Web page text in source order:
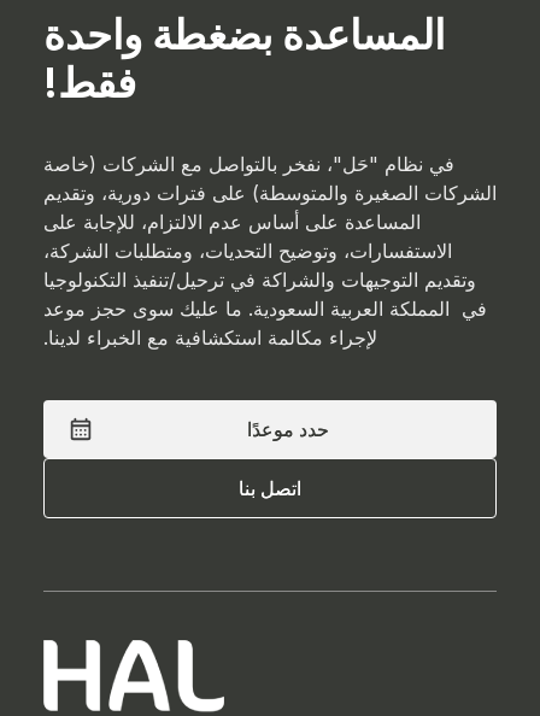
المساعدة بضغطة واحدة
فقط!
في نظام "حَل"، نفخر بالتواصل مع الشركات (خاصة
الشركات الصغيرة والمتوسطة) على فترات دورية، وتقديم
المساعدة على أساس عدم الالتزام، للإجابة على
الاستفسارات، وتوضيح التحديات، ومتطلبات الشركة،
وتقديم التوجيهات والشراكة في ترحيل/تنفيذ التكنولوجيا
في المملكة العربية السعودية. ما عليك سوى حجز موعد
لإجراء مكالمة استكشافية مع الخبراء لدينا.
حدد موعدًا
حدد موعدًا
اتصل بنا
اتصل بنا